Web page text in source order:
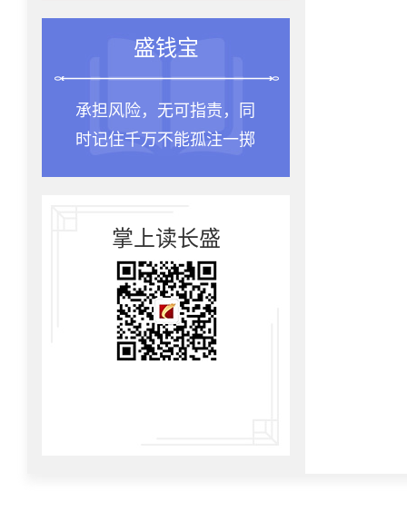
盛钱宝
承担风险，无可指责，同
时记住千万不能孤注一掷
掌上读长盛